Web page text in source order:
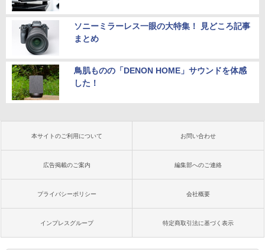
ソニーミラーレス一眼の大特集！ 見どころ記事
まとめ
鳥肌ものの「DENON HOME」サウンドを体感
した！
本サイトのご利用について お問い合わせ
広告掲載のご案内 編集部へのご連絡
プライバシーポリシー 会社概要
インプレスグループ 特定商取引法に基づく表示